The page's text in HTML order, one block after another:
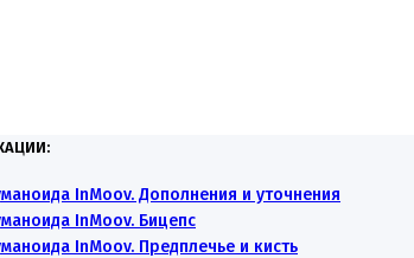
InMoov. Дополнения и уточнения
InMoov. Бицепс
InMoov. Предплечье и кисть